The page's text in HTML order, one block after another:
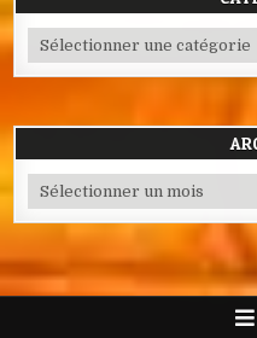
Catégories
Archives